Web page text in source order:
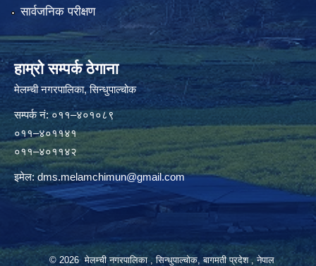
सार्वजनिक परीक्षण
हाम्रो सम्पर्क ठेगाना
मेलम्ची नगरपालिका‍, सिन्धुपाल्चोक
सम्पर्क न‌ं: ०११–४०१०८९
०११–४०११४१
०११–४०११४२
इमेल:dms.melamchimun@gmail.com
© 2026 मेलम्ची नगरपालिका , सिन्धुपाल्चोक, बागमती प्रदेश , नेपाल